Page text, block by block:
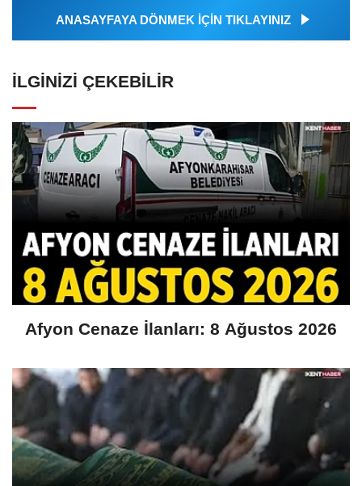
ANASAYFAYA DÖNMEK İÇİN TIKLAYINIZ
İLGINIZI ÇEKEBILIR
Afyon Cenaze İlanları: 8 Ağustos 2026